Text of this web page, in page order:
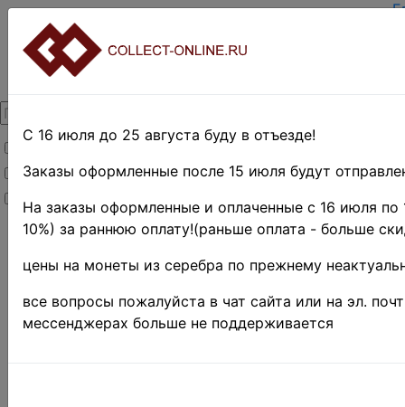
Товары со скидкой
Товары в наличии
Новинки
Главная
»
Российская
Федерация(1992
г.-н.д.)» 1993 г.
♦♦
С 16 июля до 25 августа буду в отъезде!
Заказы оформленные после 15 июля будут
На заказы оформленные и оплаченные с 16 июля по
10%) за раннюю оплату!(раньше оплата - больше
цены на монеты из серебра по прежнему
все вопросы пожалуйста в чат сайта или на эл.
мессенджерах больше не поддерживается